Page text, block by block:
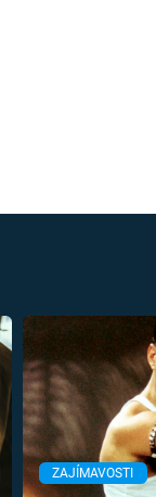
ZAJÍMAVOSTI